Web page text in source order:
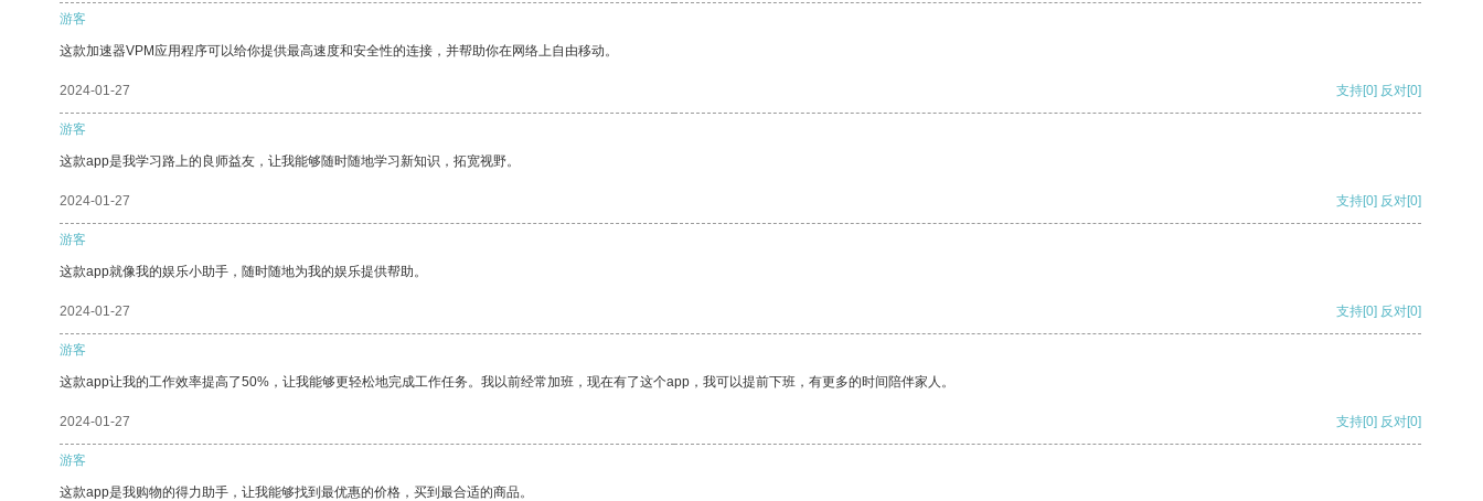
游客
这款加速器VPM应用程序可以给你提供最高速度和安全性的连接，并帮助你在网络上自由移动。
2024-01-27 支持[0] 反对[0]
游客
这款app是我学习路上的良师益友，让我能够随时随地学习新知识，拓宽视野。
2024-01-27 支持[0] 反对[0]
游客
这款app就像我的娱乐小助手，随时随地为我的娱乐提供帮助。
2024-01-27 支持[0] 反对[0]
游客
这款app让我的工作效率提高了50%，让我能够更轻松地完成工作任务。我以前经常加班，现在有了这个app，我可以提前下班，有更多的时间陪伴家人。
2024-01-27 支持[0] 反对[0]
游客
这款app是我购物的得力助手，让我能够找到最优惠的价格，买到最合适的商品。